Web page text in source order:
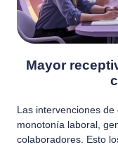
Mayor
Las intervenciones
monotonía laboral,
colaboradores. Esto